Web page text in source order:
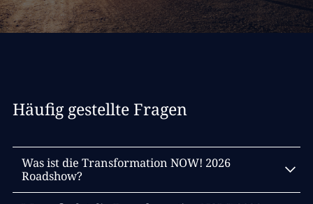
Häufig gestellte Fragen
Was ist die Transformation NOW! 2026
Roadshow?